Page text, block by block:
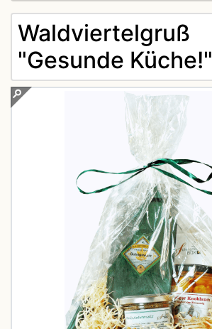
Waldviertelgruß
"Gesunde Küche!"